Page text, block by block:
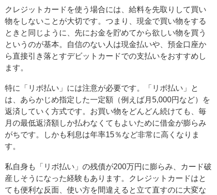
クレジットカードを使う場合には、給料を先取りして買い
物をしないことが大切です。つまり、現金で買い物をする
ときと同じように、先にお金を貯めてから欲しい物を買う
というのが基本。自信のない人は現金払いや、預金口座か
ら直接引き落とすデビットカードでの支払いをおすすめし
ます。
特に「リボ払い」には注意が必要です。「リボ払い」と
は、あらかじめ指定した一定額（例えば月5,000円など）を
返済していく方式です。お買い物をどんどん続けても、毎
月の最低返済額しか払わなくてもよいために借金が膨らみ
がちです。しかも利息は年率15％など非常に高くなりま
す。
私自身も「リボ払い」の残債が200万円に膨らみ、カード破
産しそうになった経験もあります。クレジットカードはと
ても便利な反面、使い方を間違えると立て直すのに大変な